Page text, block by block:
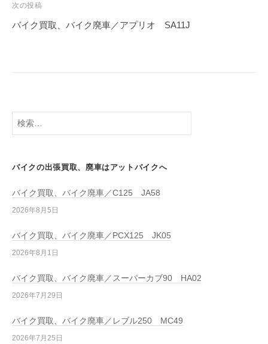
次の投稿
バイク買取、バイク廃車／アプリオ SA11J
バイクの出張買取、廃車はアットバイクへ
バイク買取、バイク廃車／C125 JA58
2026年8月5日
バイク買取、バイク廃車／PCX125 JK05
2026年8月1日
バイク買取、バイク廃車／スーパーカブ90 HA02
2026年7月29日
バイク買取、バイク廃車／レブル250 MC49
2026年7月25日